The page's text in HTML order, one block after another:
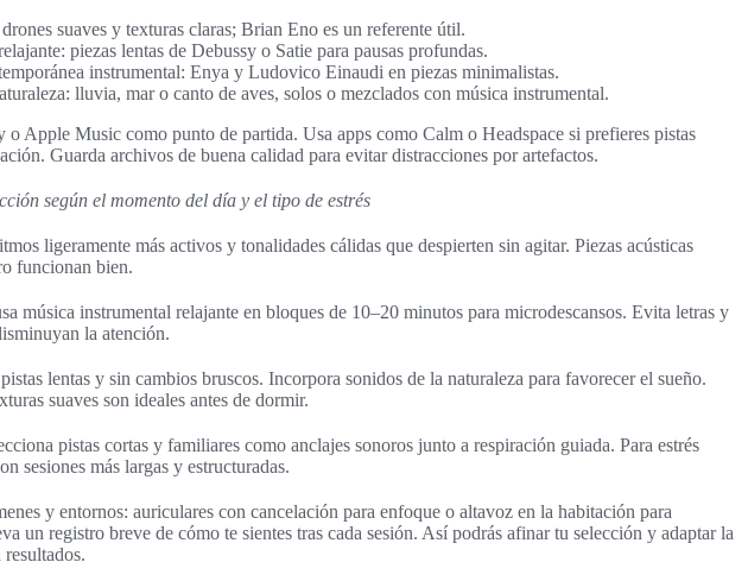
suaves y texturas claras; Brian Eno es un referente útil.
piezas lentas de Debussy o Satie para pausas profundas.
instrumental: Enya y Ludovico Einaudi en piezas minimalistas.
lluvia, mar o canto de aves, solos o mezclados con música instrumental.
o Apple Music como punto de partida. Usa apps como Calm o Headspace si prefieres pistas
Guarda archivos de buena calidad para evitar distracciones por artefactos.
según el momento del día y el tipo de estrés
ligeramente más activos y tonalidades cálidas que despierten sin agitar. Piezas acústicas
funcionan bien.
música instrumental relajante en bloques de 10–20 minutos para microdescansos. Evita letras y
la atención.
lentas y sin cambios bruscos. Incorpora sonidos de la naturaleza para favorecer el sueño.
suaves son ideales antes de dormir.
pistas cortas y familiares como anclajes sonoros junto a respiración guiada. Para estrés
sesiones más largas y estructuradas.
y entornos: auriculares con cancelación para enfoque o altavoz en la habitación para
un registro breve de cómo te sientes tras cada sesión. Así podrás afinar tu selección y adaptar la
resultados.